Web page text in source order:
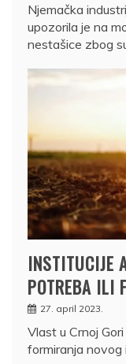
Njemačka
upozorila je na
nestašice zbog
INSTITUCIJE
POTREBA ILI
27. april 2023.
Vlast u Crnoj
formiranja